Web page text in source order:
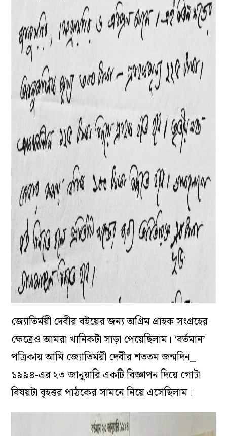
জ্যোতির্ময়ী দেবীর বইয়ের জন্য অগ্রিম গ্রাহক সংগ্রহের
ক্ষেত্রেও আমরা খানিকটা সাড়া পেয়েছিলাম। ‘বর্তমান’
পত্রিকায় আমি জ্যোতির্ময়ী দেবীর শততম জন্মদিন⎯
১৯৯৪-এর ২৩ জানুয়ারি একটি বিজ্ঞাপন দিয়ে গোটা
বিষয়টা বৃহত্তর পাঠকের সামনে নিয়ে এসেছিলাম।